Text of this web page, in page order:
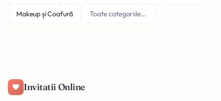
Makeup și Coafură Toate categoriile...
Invitatii Online